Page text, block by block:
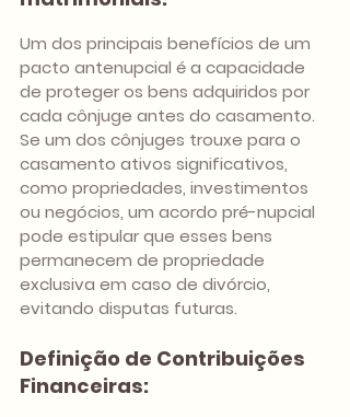
Um dos principais benefícios de um
pacto antenupcial é a capacidade
de proteger os bens adquiridos por
cada cônjuge antes do casamento.
Se um dos cônjuges trouxe para o
casamento ativos significativos,
como propriedades, investimentos
ou negócios, um acordo pré-nupcial
pode estipular que esses bens
permanecem de propriedade
exclusiva em caso de divórcio,
evitando disputas futuras.
Definição de Contribuições
Financeiras: